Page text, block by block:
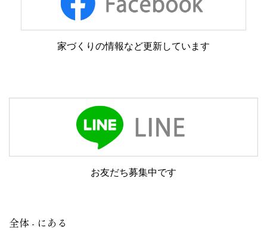
家づくりの情報など更新しています
お友だち募集中です
全体 - にある